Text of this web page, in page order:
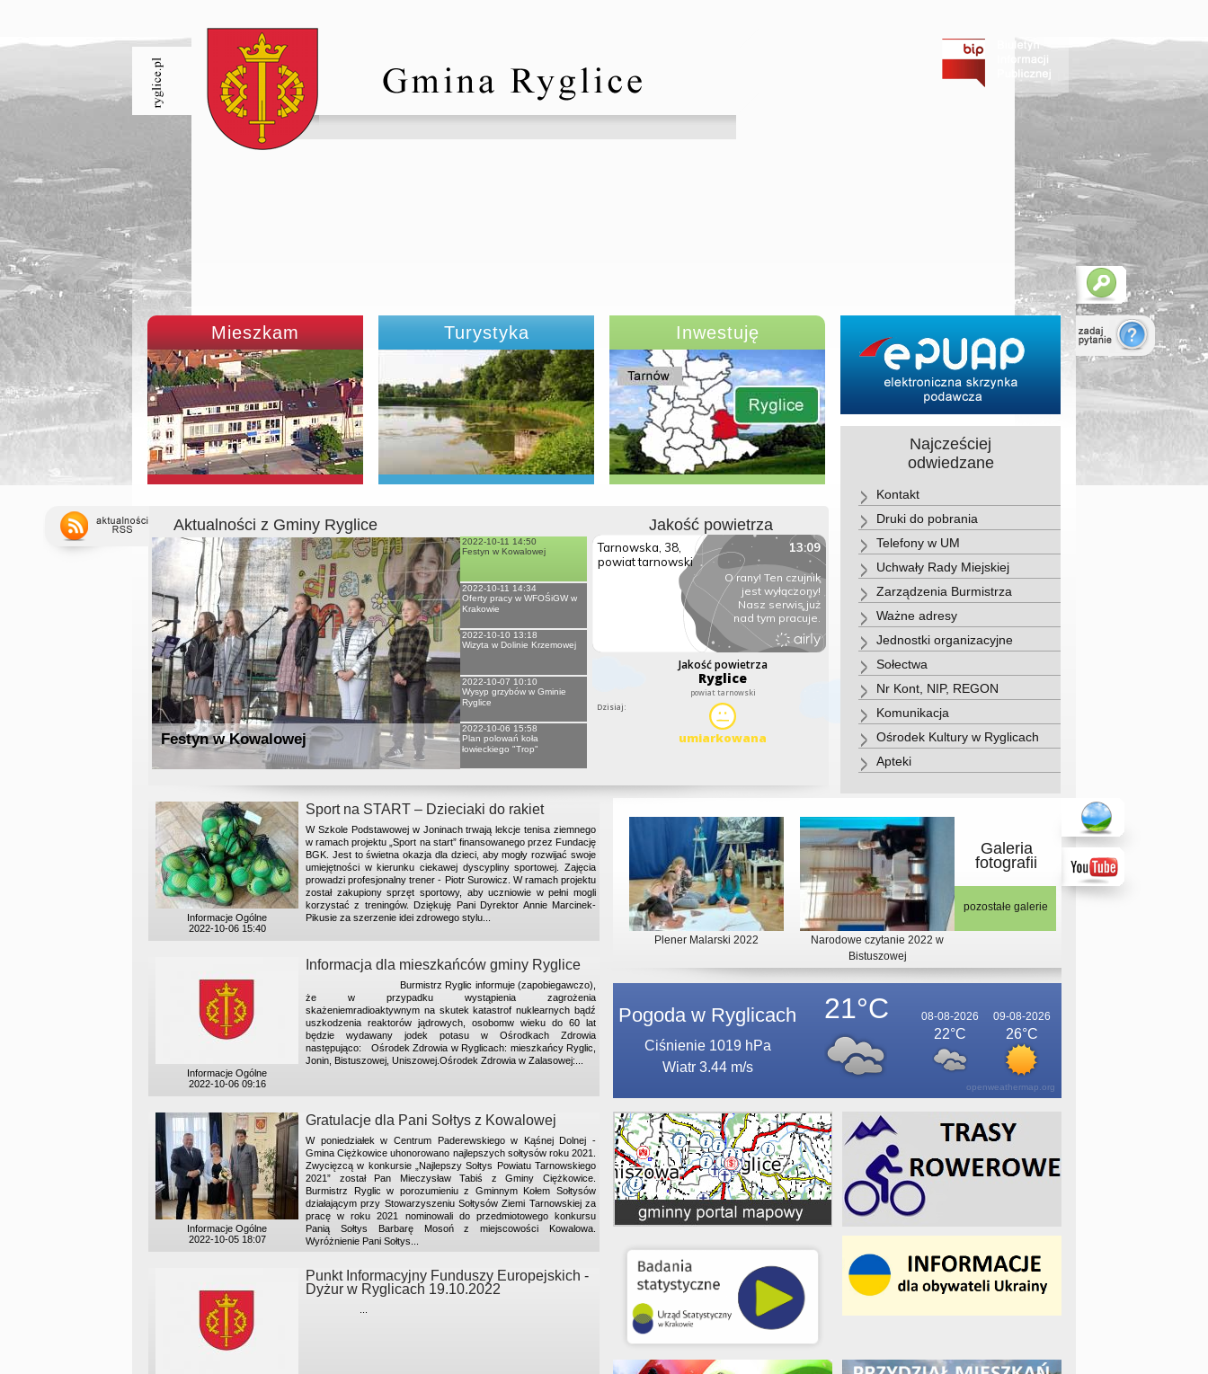
Mieszkam Turystyka Inwestuję
Najcześciej
odwiedzane
Kontakt
Druki do pobrania
Telefony w UM
Uchwały Rady Miejskiej
Zarządzenia Burmistrza
Ważne adresy
Jednostki organizacyjne
Sołectwa
Nr Kont, NIP, REGON
Komunikacja
Ośrodek Kultury w Ryglicach
Apteki
Aktualności z Gminy Ryglice
Festyn w Kowalowej
2022-10-11 14:50
Festyn w Kowalowej
2022-10-11 14:34
Oferty pracy w WFOŚiGW w
Krakowie
2022-10-10 13:18
Wizyta w Dolinie Krzemowej
2022-10-07 10:10
Wysyp grzybów w Gminie
Ryglice
2022-10-06 15:58
Plan polowań koła
łowieckiego "Trop"
Jakość powietrza
Informacje Ogólne
2022-10-06 15:40
Sport na START – Dzieciaki do rakiet
W Szkole Podstawowej w Joninach trwają lekcje tenisa ziemnego
w ramach projektu „Sport na start” finansowanego przez Fundację
BGK. Jest to świetna okazja dla dzieci, aby mogły rozwijać swoje
umiejętności w kierunku ciekawej dyscypliny sportowej. Zajęcia
prowadzi profesjonalny trener - Piotr Surowicz. W ramach projektu
został zakupiony sprzęt sportowy, aby uczniowie w pełni mogli
korzystać z treningów. Dziękuję Pani Dyrektor Annie Marcinek-
Pikusie za szerzenie idei zdrowego stylu...
Informacje Ogólne
2022-10-06 09:16
Informacja dla mieszkańców gminy Ryglice
Burmistrz Ryglic informuje (zapobiegawczo),
że w przypadku wystąpienia zagrożenia
skażeniemradioaktywnym na skutek katastrof nuklearnych bądź
uszkodzenia reaktorów jądrowych, osobomw wieku do 60 lat
będzie wydawany jodek potasu w Ośrodkach Zdrowia
następująco: Ośrodek Zdrowia w Ryglicach: mieszkańcy Ryglic,
Jonin, Bistuszowej, Uniszowej.Ośrodek Zdrowia w Zalasowej:...
Informacje Ogólne
2022-10-05 18:07
Gratulacje dla Pani Sołtys z Kowalowej
W poniedziałek w Centrum Paderewskiego w Kąśnej Dolnej -
Gmina Ciężkowice uhonorowano najlepszych sołtysów roku 2021.
Zwycięzcą w konkursie „Najlepszy Sołtys Powiatu Tarnowskiego
2021” został Pan Mieczysław Tabiś z Gminy Ciężkowice.
Burmistrz Ryglic w porozumieniu z Gminnym Kołem Sołtysów
działającym przy Stowarzyszeniu Sołtysów Ziemi Tarnowskiej za
pracę w roku 2021 nominowali do przedmiotowego konkursu
Panią Sołtys Barbarę Mosoń z miejscowości Kowalowa.
Wyróżnienie Pani Sołtys...
Punkt Informacyjny Funduszy Europejskich -
Dyżur w Ryglicach 19.10.2022
Plener Malarski 2022
Narodowe czytanie 2022 w
Bistuszowej
Galeria
fotografii
pozostałe galerie
Pogoda w Ryglicach
Ciśnienie 1019 hPa
Wiatr 3.44 m/s
21°C 08-08-2026
22°C
09-08-2026
26°C
openweathermap.org